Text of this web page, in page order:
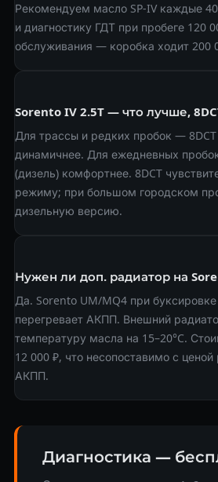
Рекомендуем масло SP-IV каждые
и диагностику ГДТ при пробеге 120
обслуживания — коробка ходит 200
Sorento IV 2.5T — что лучше,
Для трассы и редких пробок — 8DCT
динамичнее. Для ежедневных
(дизель) комфортнее. 8DCT
режиму; при большом городском
дизельную версию.
Нужен ли доп. радиатор на
Да. Sorento UM/MQ4 при буксировке
перегревает АКПП. Внешний
температуру масла на 15–20°C.
12 000 ₽, что несопоставимо с
АКПП.
Диагностика —